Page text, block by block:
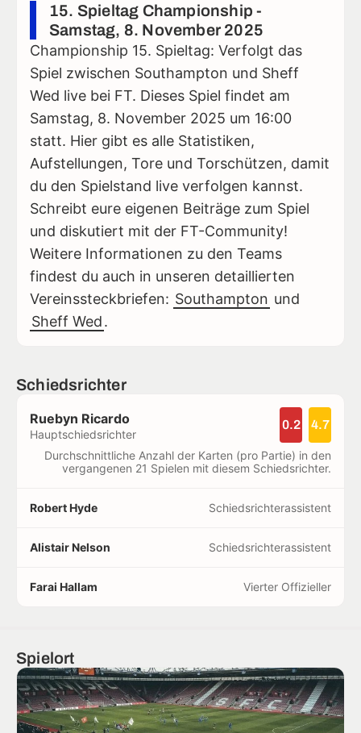
15. Spieltag Championship -
Samstag, 8. November 2025
Championship 15. Spieltag: Verfolgt das
Spiel zwischen Southampton und Sheff
Wed live bei FT. Dieses Spiel findet am
Samstag, 8. November 2025 um 16:00
statt. Hier gibt es alle Statistiken,
Aufstellungen, Tore und Torschützen, damit
du den Spielstand live verfolgen kannst.
Schreibt eure eigenen Beiträge zum Spiel
und diskutiert mit der FT-Community!
Weitere Informationen zu den Teams
findest du auch in unseren detaillierten
Vereinssteckbriefen: Southampton und
Sheff Wed.
Schiedsrichter
Ruebyn Ricardo
Hauptschiedsrichter
0.2 4.7
Durchschnittliche Anzahl der Karten (pro Partie) in den
vergangenen 21 Spielen mit diesem Schiedsrichter.
Robert Hyde Schiedsrichterassistent
Alistair Nelson Schiedsrichterassistent
Farai Hallam Vierter Offizieller
Spielort